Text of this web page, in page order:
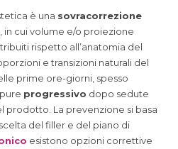
è una sovracorrezione
cui volume e/o proiezione
rispetto all’anatomia del
e transizioni naturali del
prime ore-giorni, spesso
progressivo dopo sedute
prodotto. La prevenzione si basa
del filler e del piano di
esistono opzioni correttive